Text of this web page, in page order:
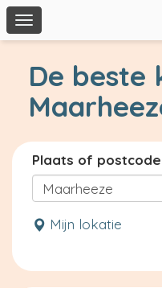
Toggle
navigation
De beste
Plaats of postcode
Mijn lokatie